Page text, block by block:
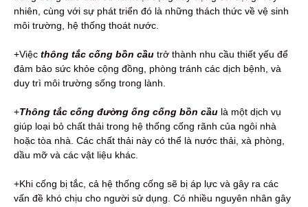
nhiên, cùng với sự phát triển đó là những thách thức về vệ sinh
môi trường, hệ thống thoát nước.
+Việc thông tắc cống bồn cầu trở thành nhu cầu thiết yếu để
đảm bảo sức khỏe cộng đồng, phòng tránh các dịch bệnh, và
duy trì môi trường sống trong lành.
+Thông tắc cống đường ống cống bồn cầu là một dịch vụ
giúp loại bỏ chất thải trong hệ thống cống rãnh của ngôi nhà
hoặc tòa nhà. Các chất thải này có thể là nước thải, xà phòng,
dầu mỡ và các vật liệu khác.
+Khi cống bị tắc, cả hệ thống cống sẽ bị áp lực và gây ra các
vấn đề khó chịu cho người sử dụng. Có nhiều nguyên nhân gây